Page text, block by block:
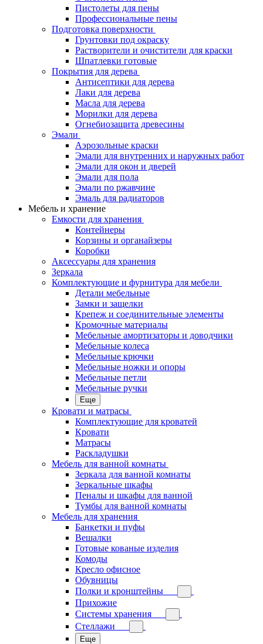
Пистолеты для пены
Профессиональные пены
Подготовка поверхности
Грунтовки под окраску
Растворители и очистители для краски
Шпатлевки готовые
Покрытия для дерева
Антисептики для дерева
Лаки для дерева
Масла для дерева
Морилки для дерева
Огнебиозащита древесины
Эмали
Аэрозольные краски
Эмали для внутренних и наружных работ
Эмали для окон и дверей
Эмали для пола
Эмали по ржавчине
Эмаль для радиаторов
Мебель и хранение
Емкости для хранения
Контейнеры
Корзины и органайзеры
Коробки
Аксессуары для хранения
Зеркала
Комплектующие и фурнитура для мебели
Детали мебельные
Замки и защелки
Крепеж и соединительные элементы
Кромочные материалы
Мебельные амортизаторы и доводчики
Мебельные колеса
Мебельные крючки
Мебельные ножки и опоры
Мебельные петли
Мебельные ручки
Еще
Кровати и матрасы
Комплектующие для кроватей
Кровати
Матрасы
Раскладушки
Мебель для ванной комнаты
Зеркала для ванной комнаты
Зеркальные шкафы
Пеналы и шкафы для ванной
Тумбы для ванной комнаты
Мебель для хранения
Банкетки и пуфы
Вешалки
Готовые кованые изделия
Комоды
Кресло офисное
Обувницы
Полки и кронштейны
Прихожие
Системы хранения
Стеллажи
Еще